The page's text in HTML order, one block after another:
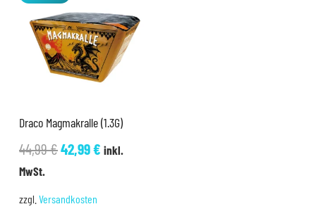
Draco Magmakralle (1.3G)
44,99€Ursprünglicher
42,99€Aktueller
inkl.
MwSt.
zzgl. Versandkosten